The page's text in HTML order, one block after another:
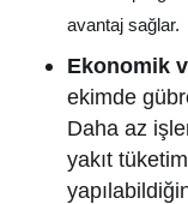
avantaj sağlar.
Ekonomik
ekimde
Daha az
yakıt